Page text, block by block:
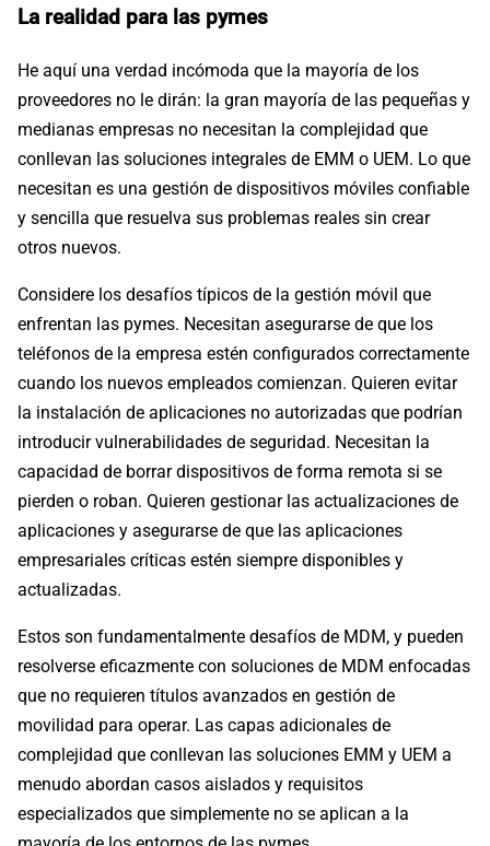
La realidad para las pymes
He aquí una verdad incómoda que la mayoría de los
proveedores no le dirán: la gran mayoría de las pequeñas y
medianas empresas no necesitan la complejidad que
conllevan las soluciones integrales de EMM o UEM. Lo que
necesitan es una gestión de dispositivos móviles confiable
y sencilla que resuelva sus problemas reales sin crear
otros nuevos.
Considere los desafíos típicos de la gestión móvil que
enfrentan las pymes. Necesitan asegurarse de que los
teléfonos de la empresa estén configurados correctamente
cuando los nuevos empleados comienzan. Quieren evitar
la instalación de aplicaciones no autorizadas que podrían
introducir vulnerabilidades de seguridad. Necesitan la
capacidad de borrar dispositivos de forma remota si se
pierden o roban. Quieren gestionar las actualizaciones de
aplicaciones y asegurarse de que las aplicaciones
empresariales críticas estén siempre disponibles y
actualizadas.
Estos son fundamentalmente desafíos de MDM, y pueden
resolverse eficazmente con soluciones de MDM enfocadas
que no requieren títulos avanzados en gestión de
movilidad para operar. Las capas adicionales de
complejidad que conllevan las soluciones EMM y UEM a
menudo abordan casos aislados y requisitos
especializados que simplemente no se aplican a la